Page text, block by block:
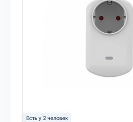
Есть у 2 человек